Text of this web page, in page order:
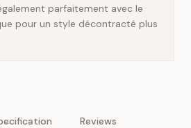
parfaitement avec le
pour un style décontracté plus
Reviews